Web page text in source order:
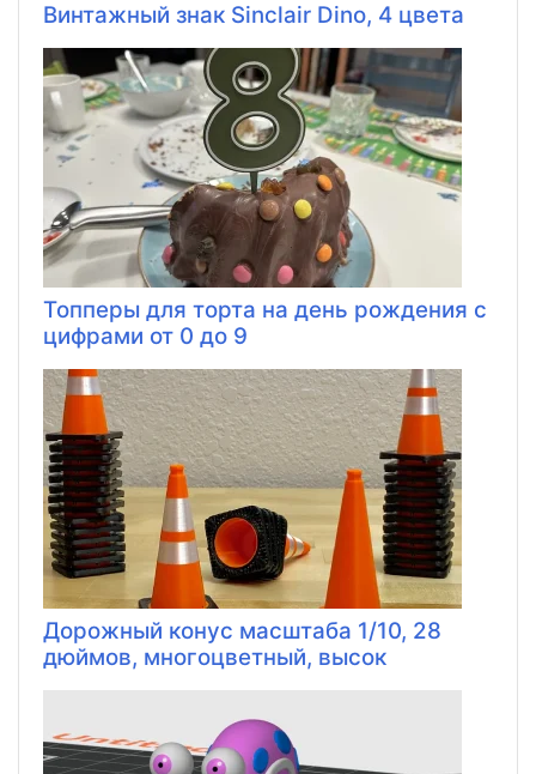
Винтажный знак Sinclair Dino, 4 цвета
Топперы для торта на день рождения с
цифрами от 0 до 9
Дорожный конус масштаба 1/10, 28
дюймов, многоцветный, высок